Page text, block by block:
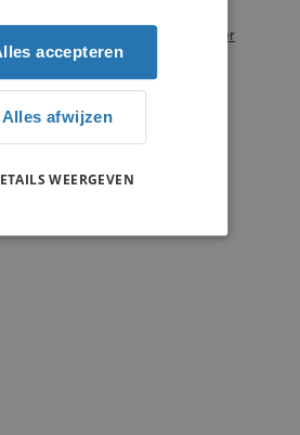
Profielenstunter
accepteren
Alles afwijzen
WEERGEVEN